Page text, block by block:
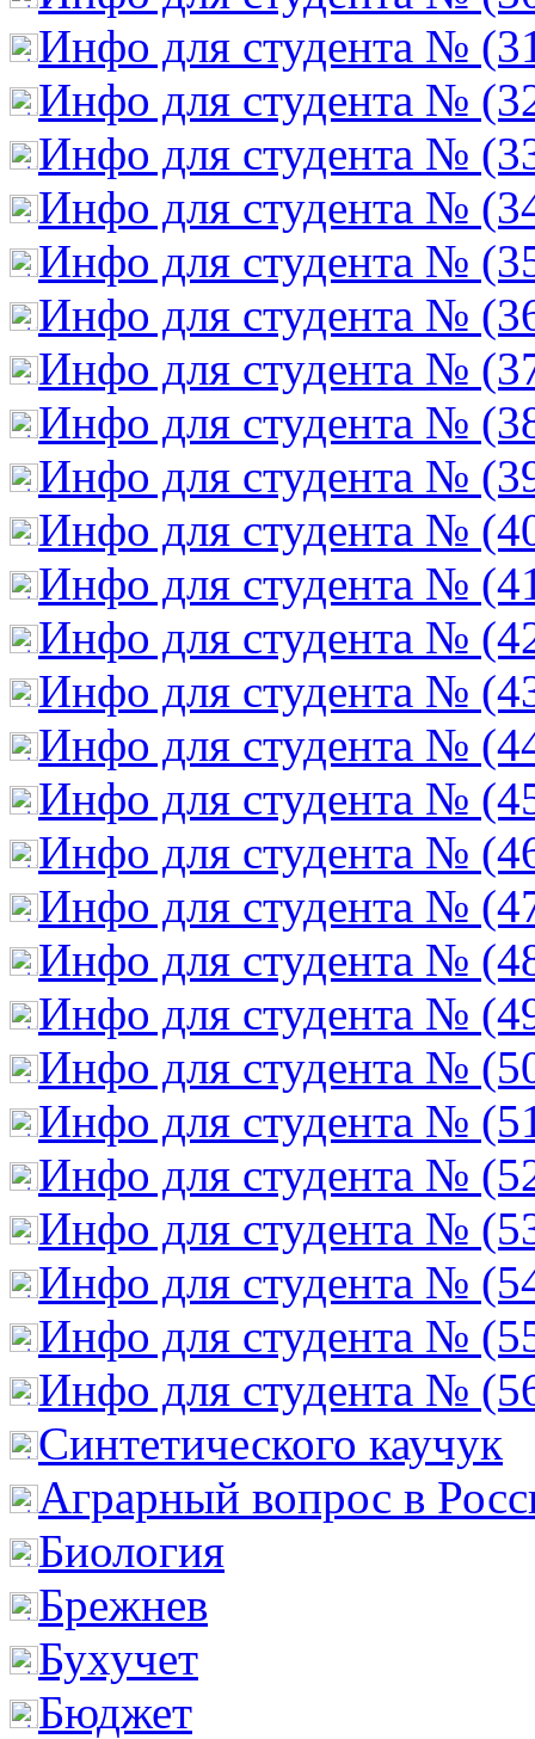
Инфо для студента №
Инфо для студента №
Инфо для студента №
Инфо для студента №
Инфо для студента №
Инфо для студента №
Инфо для студента №
Инфо для студента №
Инфо для студента №
Инфо для студента №
Инфо для студента №
Инфо для студента №
Инфо для студента №
Инфо для студента №
Инфо для студента №
Инфо для студента №
Инфо для студента №
Инфо для студента №
Инфо для студента №
Инфо для студента №
Инфо для студента №
Инфо для студента №
Инфо для студента №
Инфо для студента №
Инфо для студента №
Инфо для студента №
Cинтетического каучук
Аграрный вопрос в
Биология
Брежнев
Бухучет
Бюджет